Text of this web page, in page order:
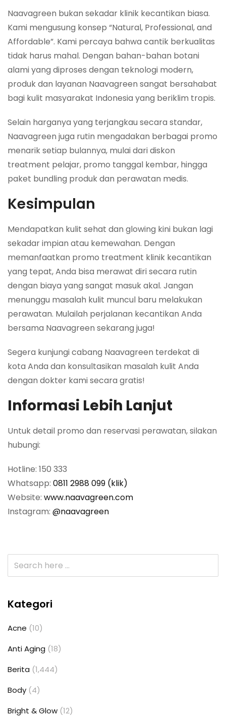
Naavagreen bukan sekadar klinik kecantikan biasa.
Kami mengusung konsep “Natural, Professional, and
Affordable”. Kami percaya bahwa cantik berkualitas
tidak harus mahal. Dengan bahan-bahan botani
alami yang diproses dengan teknologi modern,
produk dan layanan Naavagreen sangat bersahabat
bagi kulit masyarakat Indonesia yang beriklim tropis.
Selain harganya yang terjangkau secara standar,
Naavagreen juga rutin mengadakan berbagai promo
menarik setiap bulannya, mulai dari diskon
treatment pelajar, promo tanggal kembar, hingga
paket bundling produk dan perawatan medis.
Kesimpulan
Mendapatkan kulit sehat dan glowing kini bukan lagi
sekadar impian atau kemewahan. Dengan
memanfaatkan promo treatment klinik kecantikan
yang tepat, Anda bisa merawat diri secara rutin
dengan biaya yang sangat masuk akal. Jangan
menunggu masalah kulit muncul baru melakukan
perawatan. Mulailah perjalanan kecantikan Anda
bersama Naavagreen sekarang juga!
Segera kunjungi cabang Naavagreen terdekat di
kota Anda dan konsultasikan masalah kulit Anda
dengan dokter kami secara gratis!
Informasi Lebih Lanjut
Untuk detail promo dan reservasi perawatan, silakan
hubungi:
Hotline: 150 333
Whatsapp: 0811 2988 099 (klik)
Website: www.naavagreen.com
Instagram: @naavagreen
Kategori
Acne (10)
Anti Aging (18)
Berita (1,444)
Body (4)
Bright & Glow (12)